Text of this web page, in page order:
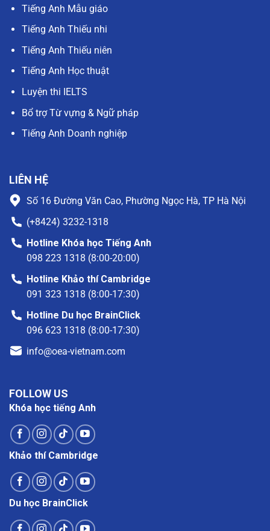
Tiếng Anh Mẫu giáo
Tiếng Anh Thiếu nhi
Tiếng Anh Thiếu niên
Tiếng Anh Học thuật
Luyện thi IELTS
Bổ trợ Từ vựng & Ngữ pháp
Tiếng Anh Doanh nghiệp
LIÊN HỆ
Số 16 Đường Văn Cao, Phường Ngọc Hà, TP Hà Nội
(+8424) 3232-1318
Hotline Khóa học Tiếng Anh
098 223 1318 (8:00-20:00)
Hotline Khảo thí Cambridge
091 323 1318 (8:00-17:30)
Hotline Du học BrainClick
096 623 1318 (8:00-17:30)
info@oea-vietnam.com
FOLLOW US
Khóa học tiếng Anh
Khảo thí Cambridge
Du học BrainClick